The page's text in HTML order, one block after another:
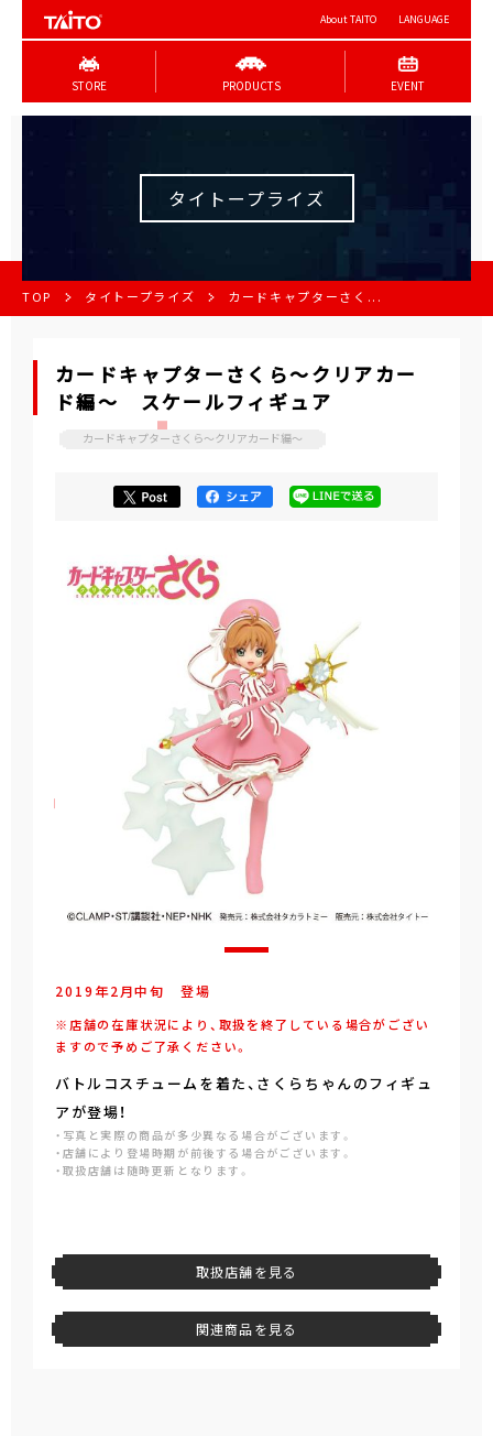
About TAITO LANGUAGE
STORE PRODUCTS EVENT
タイトープライズ
TOP タイトープライズ カードキャプターさく...
カードキャプターさくら～クリアカー
ド編～ スケールフィギュア
カードキャプターさくら～クリアカード編～
2019年2月中旬 登場
※店舗の在庫状況により、取扱を終了している場合がござい
ますので予めご了承ください。
バトルコスチュームを着た、さくらちゃんのフィギュ
アが登場！
・写真と実際の商品が多少異なる場合がございます。
・店舗により登場時期が前後する場合がございます。
・取扱店舗は随時更新となります。
取扱店舗を見る
関連商品を見る